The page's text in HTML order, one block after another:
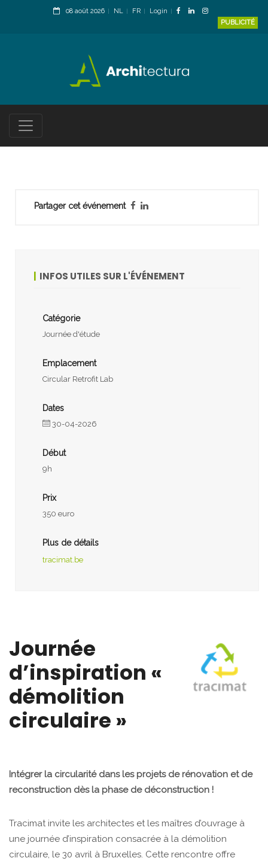
08 août 2026 NL FR
Login
PUBLICITÉ
Partager cet événement
INFOS UTILES SUR L'ÉVÉNEMENT
Catégorie
Journée d'étude
Emplacement
Circular Retrofit Lab
Dates
30-04-2026
Début
9h
Prix
350 euro
Plus de détails
tracimat.be
Journée
d’inspiration «
démolition
circulaire »
Intégrer la circularité dans les projets de rénovation et de
reconstruction dès la phase de déconstruction !
Tracimat invite les architectes et les maîtres d’ouvrage à
une journée d’inspiration consacrée à la démolition
circulaire, le 30 avril à Bruxelles. Cette rencontre offre